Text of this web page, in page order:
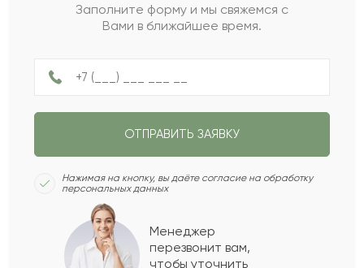
Анжелика
Е Ельнара
Беккали
Показать еще
Заполните форму и мы свяжемся с
Вами в ближайшее время.
ОТПРАВИТЬ ЗАЯВКУ
Нажимая на кнопку, вы даёте согласие на обработку
персональных данных
Менеджер
перезвонит вам,
чтобы уточнить